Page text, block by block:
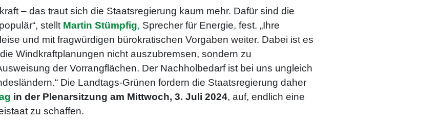
– das traut sich die Staatsregierung kaum mehr. Dafür sind die
stellt Martin Stümpfig, Sprecher für Energie, fest. „Ihre
und mit fragwürdigen bürokratischen Vorgaben weiter. Dabei ist es
Windkraftplanungen nicht auszubremsen, sondern zu
der Vorrangflächen. Der Nachholbedarf ist bei uns ungleich
Die Landtags-Grünen fordern die Staatsregierung daher
in der Plenarsitzung am Mittwoch, 3. Juli 2024, auf, endlich eine
zu schaffen.